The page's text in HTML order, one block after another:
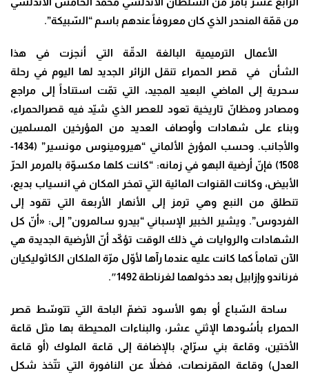
من قمّة المنحدر الذي كان معروفاً عندهم باسم “السّبيكة”.
الأعمال الترميمية البالغة الدقّة التي أنجزت في هذا
الشأن في قصر الحمراء تنقل الزائر الجديد لها اليوم في رحلة
سحرية إلى الماضي البعيد المجيد، التي تمّت استناداً إلى مراجع
ومصادر ومظانّ تاريخية تعود للعصر الذي شيّد فيه قصرالحمراء،
وبناء على شهادات وأوصاف العديد من المؤرخين المسلمين
والأجانب. وحسب المؤرخ الألماني “هيرومينوس مونسير” (1434-
1508) فإنّ أرضية البهو في زمانه: “كانت كلها مكسوّة بالمرمر الحرّ
الأبيض، وكانت القنوات المائية التي تمخر المكان في انسياب بديع،
تنطلق من النبع وهي ترمز إلى الأنهار الأربعة التي تقود إلى
الفردوس”. ويشير الخبير الإسباني “بيدرو سالمرون” إلى: «أنّ كل
الشهادات والروايات في ذلك الوقت تؤكّد أنّ الأرضية الجديدة هي
الآن تماماً كما كانت عليه عندما رآها لأوّل مرّة الملكان الكاثوليكيان
فرناندو وإزابيل بعد دخولهما لغرناطة 1492″.
ساحة السّباع أو بهو الأسود تضمّ الباحة التي تتوسّط قصر
الحمراء بأسُودها الإثني عشر، والبناءات المحيطة بها مثل قاعة
الأختين، وقاعة بني سرّاج، بالإضافة إلى قاعة الملوك (أو قاعة
العدل) وقاعة المقرنصات، فضلاً عن النافورة التي تتّخذ شكل